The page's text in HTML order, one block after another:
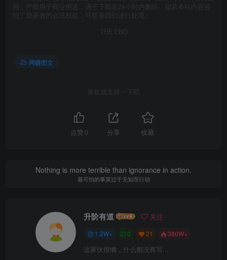
用，严禁用于商业用途，请于下载后24小时内删除。如若本站内容侵
犯了原著者的合法权益，可联系我们进行处理。
THE END
网赚图文
喜欢就支持一下吧
点赞 0 分享 收藏
Nothing is more terrible than ignorance in action.
最可怕的事莫过于无知而行动
升阶有道 关注
1.2W+ 0 21 380W+
这家伙很懒，什么都没有写...